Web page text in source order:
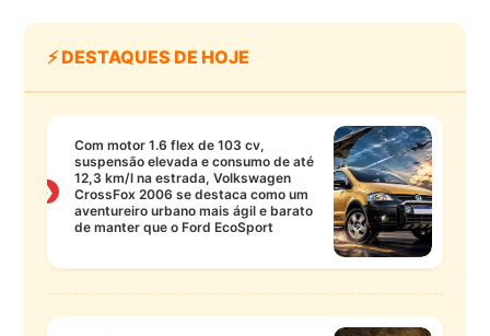
⚡ DESTAQUES DE HOJE
❯
Com motor 1.6 flex de 103 cv,
suspensão elevada e consumo de até
12,3 km/l na estrada, Volkswagen
CrossFox 2006 se destaca como um
aventureiro urbano mais ágil e barato
de manter que o Ford EcoSport